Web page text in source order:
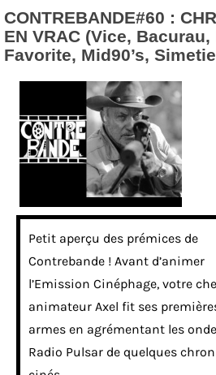
CONTREBANDE#60 :
EN VRAC (Vice,
Favorite, Mid90’s,
Petit aperçu des prémices de
Contrebande ! Avant d’animer
l’Emission Cinéphage, votre
animateur Axel fit ses
armes en agrémentant les
Radio Pulsar de quelques